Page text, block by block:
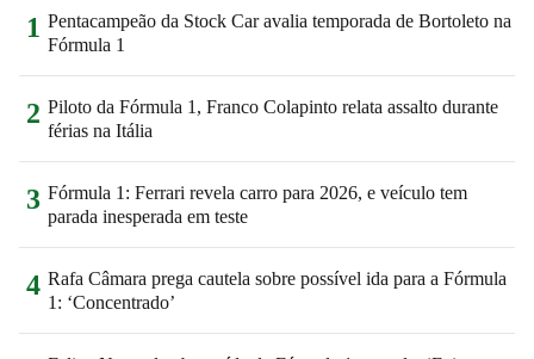
1 Pentacampeão da Stock Car avalia temporada de Bortoleto na
Fórmula 1
2 Piloto da Fórmula 1, Franco Colapinto relata assalto durante
férias na Itália
3 Fórmula 1: Ferrari revela carro para 2026, e veículo tem
parada inesperada em teste
4 Rafa Câmara prega cautela sobre possível ida para a Fórmula
1: ‘Concentrado’